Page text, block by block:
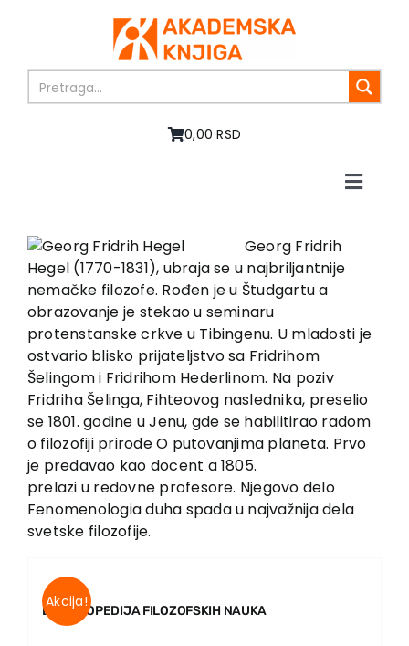
0,00 RSD
Toggle
About us
Books
In preparation
Sale
Authors
News
EU PROJECTS
Contact
Georg Fridrih
Hegel (1770-1831), ubraja se u najbriljantnije
nemačke filozofe. Rođen je u Študgartu a
obrazovanje je stekao u seminaru
protenstanske crkve u Tibingenu. U mladosti je
ostvario blisko prijateljstvo sa Fridrihom
Šelingom i Fridrihom Hederlinom. Na poziv
Fridriha Šelinga, Fihteovog naslednika, preselio
se 1801. godine u Jenu, gde se habilitirao radom
o filozofiji prirode O putovanjima planeta. Prvo
je predavao kao docent a 1805.
prelazi u redovne profesore. Njegovo delo
Fenomenologia duha spada u najvažnija dela
svetske filozofije.
Akcija!
ENCIKLOPEDIJA FILOZOFSKIH NAUKA